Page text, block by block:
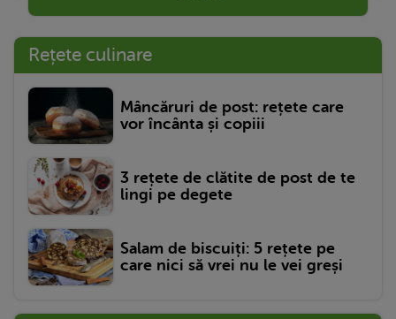
Rețete culinare
Mâncăruri de post: rețete care
vor încânta și copiii
3 rețete de clătite de post de te
lingi pe degete
Salam de biscuiți: 5 rețete pe
care nici să vrei nu le vei greși